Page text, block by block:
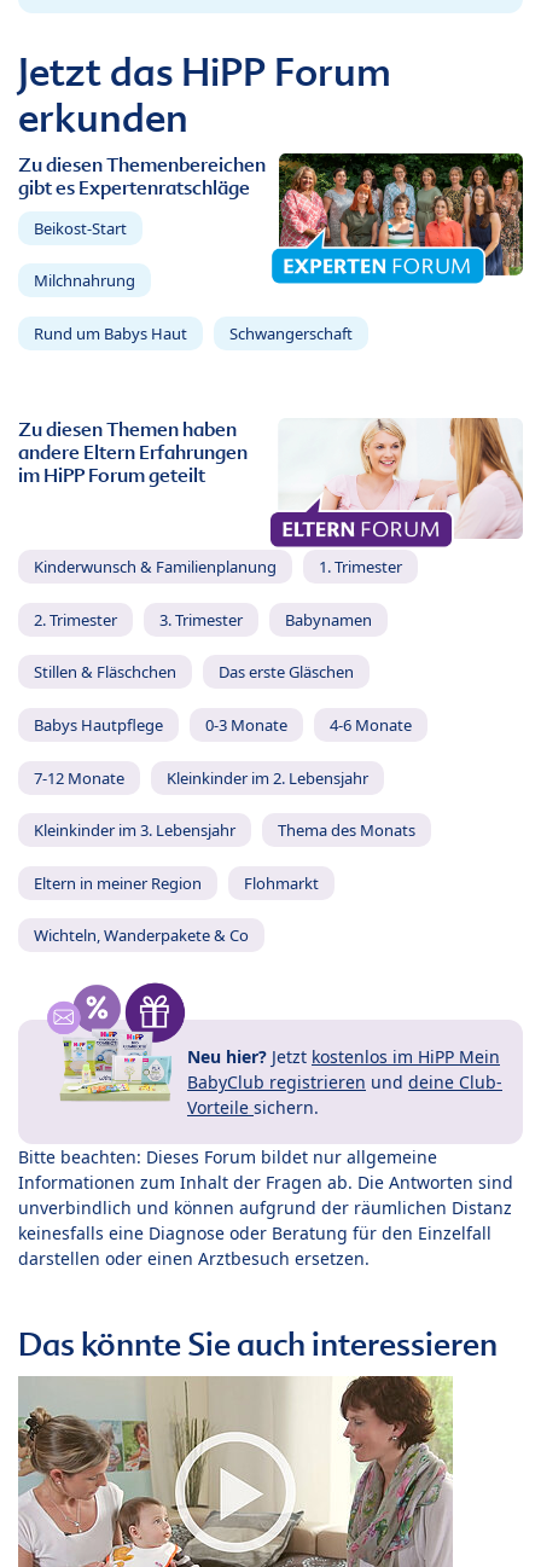
Jetzt das HiPP Forum
erkunden
Zu diesen Themenbereichen
gibt es Expertenratschläge
Beikost-Start
Milchnahrung
Rund um Babys Haut Schwangerschaft
Zu diesen Themen haben
andere Eltern Erfahrungen
im HiPP Forum geteilt
Kinderwunsch & Familienplanung 1. Trimester
2. Trimester 3. Trimester Babynamen
Stillen & Fläschchen Das erste Gläschen
Babys Hautpflege 0-3 Monate 4-6 Monate
7-12 Monate Kleinkinder im 2. Lebensjahr
Kleinkinder im 3. Lebensjahr Thema des Monats
Eltern in meiner Region Flohmarkt
Wichteln, Wanderpakete & Co
Neu hier? Jetzt kostenlos im HiPP Mein
BabyClub registrieren und deine Club-
Vorteile sichern.
Bitte beachten: Dieses Forum bildet nur allgemeine
Informationen zum Inhalt der Fragen ab. Die Antworten sind
unverbindlich und können aufgrund der räumlichen Distanz
keinesfalls eine Diagnose oder Beratung für den Einzelfall
darstellen oder einen Arztbesuch ersetzen.
Das könnte Sie auch interessieren